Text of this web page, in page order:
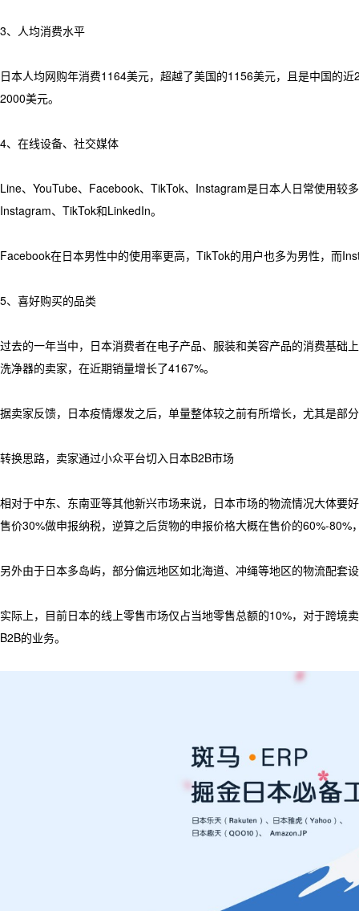
3、人均消费水平
日本人均网购年消费1164美元，超越了美国的1156美元，且是中国的
2000美元。
4、在线设备、社交媒体
Line、YouTube、Facebook、TikTok、Instagram是日本人日常使用较
Instagram、TikTok和LinkedIn。
Facebook在日本男性中的使用率更高，TikTok的用户也多为男性，而
5、喜好购买的品类
过去的一年当中，日本消费者在电子产品、服装和美容产品的消费基础
洗净器的卖家，在近期销量增长了4167%。
据卖家反馈，日本疫情爆发之后，单量整体较之前有所增长，尤其是部
转换思路，卖家通过小众平台切入日本B2B市场
相对于中东、东南亚等其他新兴市场来说，日本市场的物流情况大体要
售价30%做申报纳税，逆算之后货物的申报价格大概在售价的60%-
另外由于日本多岛屿，部分偏远地区如北海道、冲绳等地区的物流配
实际上，目前日本的线上零售市场仅占当地零售总额的10%，对于跨
B2B的业务。